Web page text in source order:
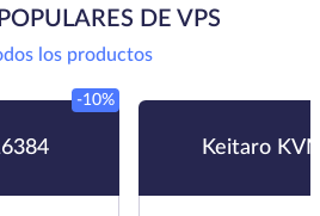
DE VPS
los productos
-10%
Keitaro